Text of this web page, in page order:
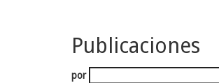
Publicaciones
por